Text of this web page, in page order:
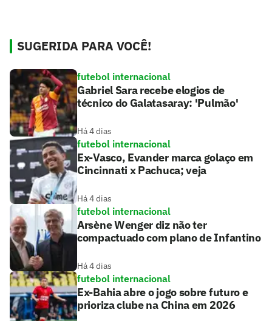
SUGERIDA PARA VOCÊ!
futebol internacional
Gabriel Sara recebe elogios de
técnico do Galatasaray: 'Pulmão'
Há 4 dias
futebol internacional
Ex-Vasco, Evander marca golaço em
Cincinnati x Pachuca; veja
Há 4 dias
futebol internacional
Arsène Wenger diz não ter
compactuado com plano de Infantino
Há 4 dias
futebol internacional
Ex-Bahia abre o jogo sobre futuro e
prioriza clube na China em 2026